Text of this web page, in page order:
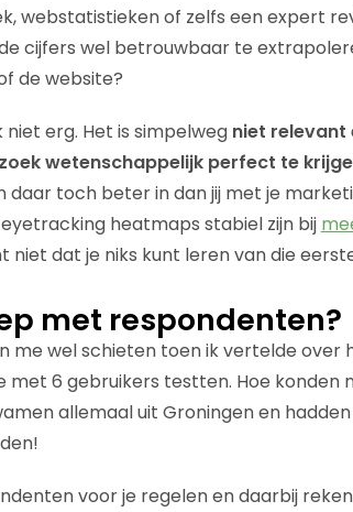
webstatistieken of zelfs een expert
cijfers wel betrouwbaar te
de website?
erg. Het is simpelweg niet
wetenschappelijk perfect te
daar toch beter in dan jij met je
heatmaps stabiel zijn bij
niet dat je niks kunt leren van die
met respondenten?
me wel schieten toen ik vertelde over
met 6 gebruikers testten. Hoe konden
allemaal uit Groningen en
voor je regelen en daarbij